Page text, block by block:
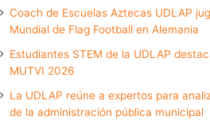
Coach de Escuelas Aztecas UDLAP
Mundial de Flag Football en Alemania
Estudiantes STEM de la UDLAP
MUTVI 2026
La UDLAP reúne a expertos para
de la administración pública municipal